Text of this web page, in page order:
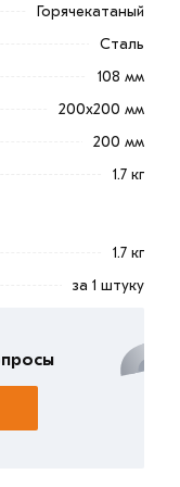
собой
изделие
ее заглубления.
оголовков
и балки. Также на
Горячекатаный
Сталь
108 мм
200х200 мм
200 мм
1.7 кг
1.7 кг
за 1 штуку